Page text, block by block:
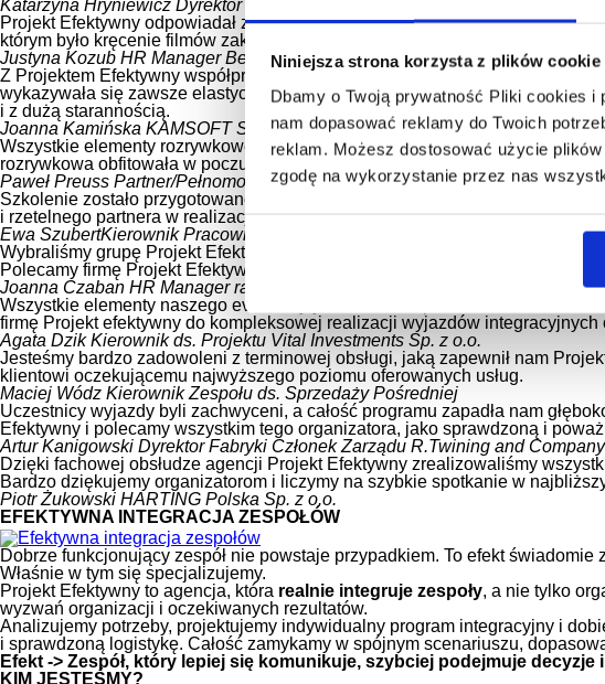
Niniejsza strona korzysta z plików cookie
Dbamy o Twoją prywatność Pliki cookies i
nam dopasować reklamy do Twoich
reklam. Możesz dostosować użycie
zgodę na wykorzystanie przez nas
Katarzyna Hryniewicz Dyrektor Zarządzający
Projekt Efektywny odpowiadał za przygotowanie koncepcji i realizację
którym było kręcenie filmów zakończone uroczystą galą oskarową. Event
Justyna Kozub HR Manager Berner Polska Sp. z o.o.
Z Projektem Efektywny współpracowaliśmy już dwukrotnie w zakresie
wykazywała się zawsze elastycznością w działaniu, wysokim
i z dużą starannością.
Joanna Kamińska KAMSOFT S.A.
Wszystkie elementy rozrywkowe naszego eventu były starannie
rozrywkowa obfitowała w poczucie humoru, a osoby zaangażowane w
Paweł Preuss Partner/Pełnomocnik Ernts&Young Sp. z o.o.
Szkolenie zostało przygotowane bardzo profesjonalnie, warunki bytowo-
i rzetelnego partnera w realizacji szkoleń.
Ewa SzubertKierownik Pracowni Ochrony Środowiska KAMSOFT S.A.
Wybraliśmy grupę Projekt Efektywny na głównego organizatora pikniku
Polecamy firmę Projekt Efektywny, jako solidnego organizatora imprez
Joanna Czaban HR Manager rankomat.pl
Wszystkie elementy naszego eventu były starannie dopracowane.
firmę Projekt efektywny do kompleksowej realizacji wyjazdów integracyjnych
Agata DzikKierownik ds. Projektu Vital Investments Sp. z o.o.
Jesteśmy bardzo zadowoleni z terminowej obsługi, jaką zapewnił nam
klientowi oczekującemu najwyższego poziomu oferowanych usług.
Maciej Wódz Kierownik Zespołu ds. Sprzedaży Pośredniej
Uczestnicy wyjazdy byli zachwyceni, a całość programu zapadła nam
Efektywny i polecamy wszystkim tego organizatora, jako sprawdzoną i
Artur Kanigowski Dyrektor Fabryki Członek Zarządu R.Twining and
Dzięki fachowej obsłudze agencji Projekt Efektywny zrealizowaliśmy
Bardzo dziękujemy organizatorom i liczymy na szybkie spotkanie w
Piotr Żukowski HARTING Polska Sp. z o.o.
EFEKTYWNA INTEGRACJA ZESPOŁÓW
Dobrze funkcjonujący zespół nie powstaje przypadkiem. To efekt
Właśnie w tym się specjalizujemy.
Projekt Efektywny to agencja, która realnie integruje zespoły, a nie tylko
wyzwań organizacji i oczekiwanych rezultatów.
Analizujemy potrzeby, projektujemy indywidualny program integracyjny i
i sprawdzoną logistykę. Całość zamykamy w spójnym scenariuszu,
Efekt -> Zespół, który lepiej się komunikuje, szybciej podejmuje
KIM JESTEŚMY?